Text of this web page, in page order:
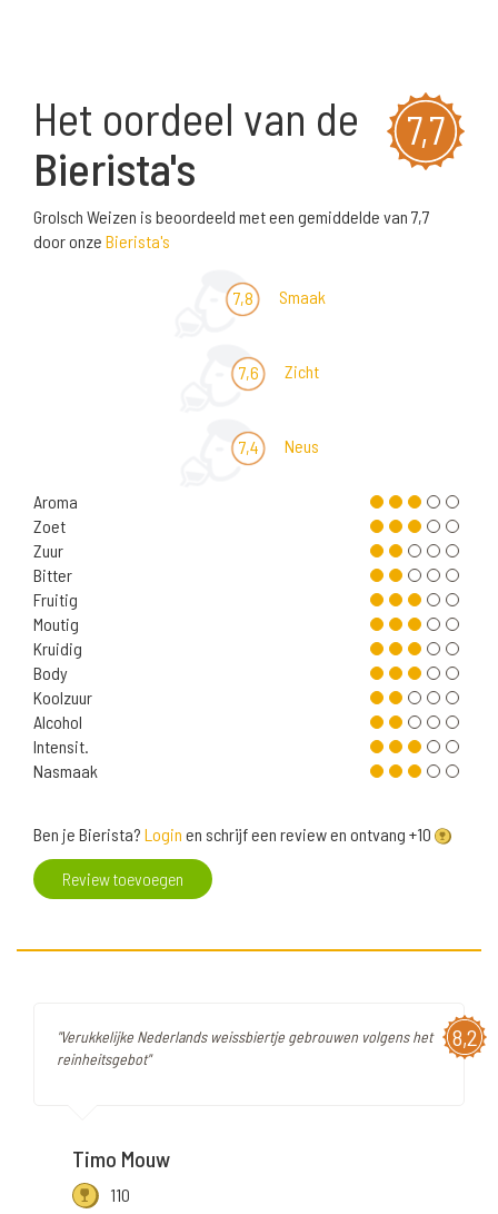
7,7
Het oordeel van de
Bierista's
Grolsch Weizen is beoordeeld met een gemiddelde van 7,7
door onze Bierista's
7,8 Smaak
7,6 Zicht
7,4 Neus
Aroma
Zoet
Zuur
Bitter
Fruitig
Moutig
Kruidig
Body
Koolzuur
Alcohol
Intensit.
Nasmaak
Ben je Bierista? Login en schrijf een review en ontvang +10
Review toevoegen
8,2
"Verukkelijke Nederlands weissbiertje gebrouwen volgens het
reinheitsgebot"
Timo Mouw
110